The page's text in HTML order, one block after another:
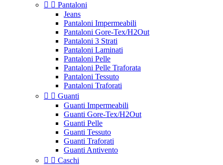
  Pantaloni
Jeans
Pantaloni Impermeabili
Pantaloni Gore-Tex/H2Out
Pantaloni 3 Strati
Pantaloni Laminati
Pantaloni Pelle
Pantaloni Pelle Traforata
Pantaloni Tessuto
Pantaloni Traforati
  Guanti
Guanti Impermeabili
Guanti Gore-Tex/H2Out
Guanti Pelle
Guanti Tessuto
Guanti Traforati
Guanti Antivento
  Caschi